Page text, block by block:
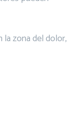
la zona del dolor,